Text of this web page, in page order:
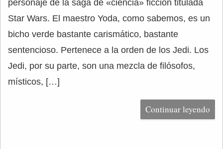
personaje de la saga de «ciencia» ficción titulada
Star Wars. El maestro Yoda, como sabemos, es un
bicho verde bastante carismático, bastante
sentencioso. Pertenece a la orden de los Jedi. Los
Jedi, por su parte, son una mezcla de filósofos,
místicos, […]
Continuar leyendo